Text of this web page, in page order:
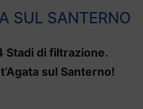
SUL SANTERNO
Stadi di filtrazione.
sul Santerno!